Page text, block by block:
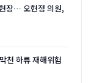
장… 오현정 의원,
천 하류 재해위험